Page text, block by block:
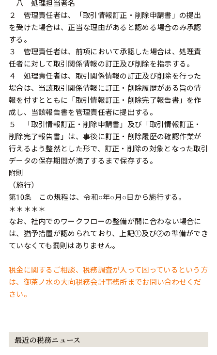
八 処理担当者名
２ 管理責任者は、「取引情報訂正・削除申請書」の提出
を受けた場合は、正当な理由があると認める場合のみ承認
する。
３ 管理責任者は、前項において承認した場合は、処理責
任者に対して取引関係情報の訂正及び削除を指示する。
４ 処理責任者は、取引関係情報の訂正及び削除を行った
場合は、当該取引関係情報に訂正・削除履歴がある旨の情
報を付すとともに「取引情報訂正・削除完了報告書」を作
成し、当該報告書を管理責任者に提出する。
５ 「取引情報訂正・削除申請書」及び「取引情報訂正・
削除完了報告書」は、事後に訂正・削除履歴の確認作業が
行えるよう整然とした形で、訂正・削除の対象となった取引
データの保存期間が満了するまで保存する。
附則
（施行）
第10条 この規程は、令和○年○月○日から施行する。
＊＊＊＊＊
なお、社内でのワークフローの整備が間に合わない場合に
は、猶予措置が認められており、上記①及び②の準備ができ
ていなくても罰則はありません。
税金に関するご相談、税務調査が入って困っているという方
は、御茶ノ水の大向税務会計事務所までお問い合わせくだ
さい。
最近の税務ニュース